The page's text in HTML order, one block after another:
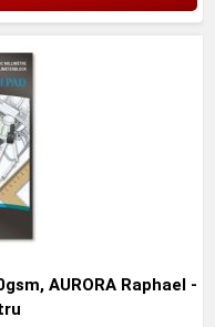
AURORA Raphael -